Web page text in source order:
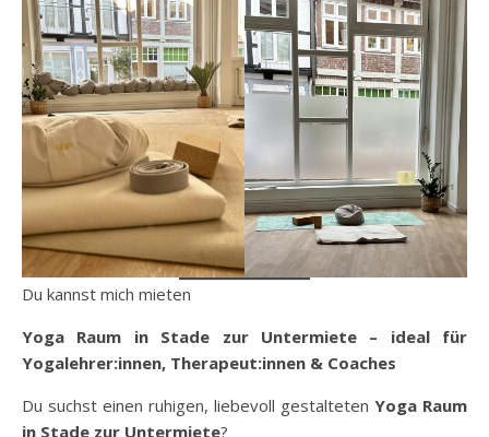
Du kannst mich mieten
Yoga Raum in Stade zur Untermiete – ideal für
Yogalehrer:innen, Therapeut:innen & Coaches
Du suchst einen ruhigen, liebevoll gestalteten Yoga Raum
in Stade zur Untermiete?